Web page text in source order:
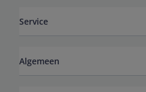
Service
Algemeen